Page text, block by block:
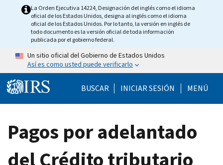
Skip to main content
La Orden Ejecutiva 14224, Designación del inglés como el idioma
oficial de los Estados Unidos, designa al inglés como el idioma
oficial de los Estados Unidos. Por lo tanto, la versión en inglés de
todo documento es la versión oficial de toda información
publicada por el gobierno federal.
Un sitio oficial del Gobierno de Estados Unidos
Así es como usted puede verificarlo
BUSCAR Help Menu Mobile
INICIAR SESIÓN MENÚ
Pagos por adelantado
del Crédito tributario